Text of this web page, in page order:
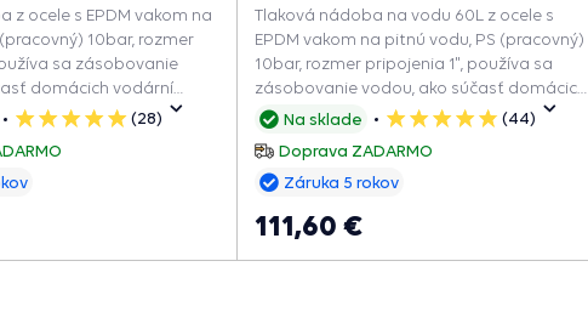
5
hviezdičiek
(28)
z ocele s EPDM vakom na
10bar, rozmer
sa zásobovanie
domácich vodární
tlak v systéme, znižuje
Na sklade
5
hviezdičiek
(44)
Doprava ZADARMO
Tlaková nádoba na vodu 60L z ocele s
EPDM vakom na pitnú vodu, PS (pracovný)
10bar, rozmer pripojenia 1", používa sa
zásobovanie vodou, ako súčasť domácich
vodární udržuje konštantný tlak v
predlžuje jeho životnosť.
Záruka 5 rokov
111,60 €